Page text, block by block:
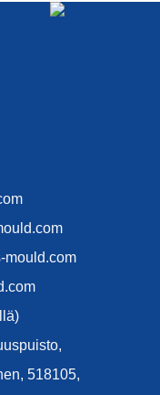
mould.com
518105,